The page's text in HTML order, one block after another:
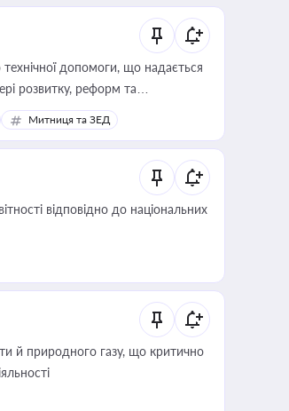
допомоги, що надається
розвитку, реформ та
Митниця та ЗЕД
відповідно до національних
й природного газу, що критично